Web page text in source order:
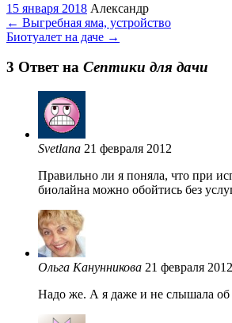
15 января 2018 Александр
← Выгребная яма, устройство
Биотуалет на даче →
3 Oтвет на Септики для дачи
Svetlana 21 февраля 2012
Правильно ли я поняла, что при
биолайна можно обойтись без
Ольга Канунникова 21 февраля 2012
Надо же. А я даже и не слышала